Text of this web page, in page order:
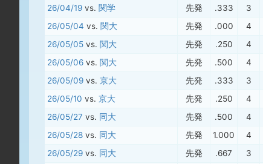
26/04/19 vs. 関学 先発 .333 3
26/05/04 vs. 関大 先発 .000 4
26/05/05 vs. 関大 先発 .250 4
26/05/06 vs. 関大 先発 .500 4
26/05/09 vs. 京大 先発 .333 3
26/05/10 vs. 京大 先発 .250 4
26/05/27 vs. 同大 先発 .500 4
26/05/28 vs. 同大 先発 1.000 4
26/05/29 vs. 同大 先発 .667 3